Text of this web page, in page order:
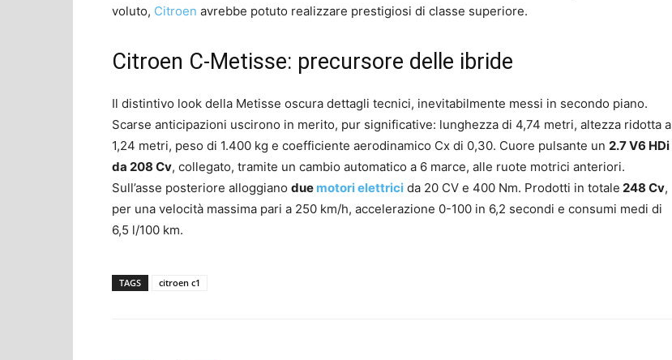
voluto, Citroen avrebbe potuto realizzare prestigiosi di classe superiore.
Citroen C-Metisse: precursore delle ibride
Il distintivo look della Metisse oscura dettagli tecnici, inevitabilmente messi in secondo piano.
Scarse anticipazioni uscirono in merito, pur significative: lunghezza di 4,74 metri, altezza ridotta a
1,24 metri, peso di 1.400 kg e coefficiente aerodinamico Cx di 0,30. Cuore pulsante un 2.7 V6 HDi
da 208 Cv, collegato, tramite un cambio automatico a 6 marce, alle ruote motrici anteriori.
Sull’asse posteriore alloggiano due motori elettrici da 20 CV e 400 Nm. Prodotti in totale 248 Cv,
per una velocità massima pari a 250 km/h, accelerazione 0-100 in 6,2 secondi e consumi medi di
6,5 l/100 km.
TAGS citroen c1